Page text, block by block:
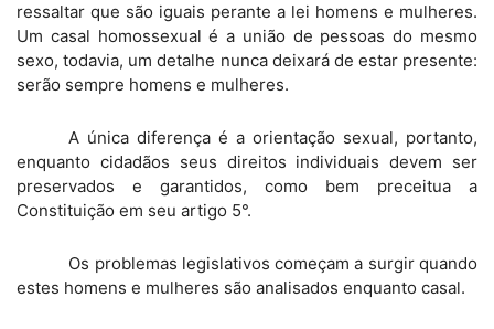
ressaltar que são iguais perante a lei homens e mulheres.
Um casal homossexual é a união de pessoas do mesmo
sexo, todavia, um detalhe nunca deixará de estar presente:
serão sempre homens e mulheres.
A única diferença é a orientação sexual, portanto,
enquanto cidadãos seus direitos individuais devem ser
preservados e garantidos, como bem preceitua a
Constituição em seu artigo 5°.
Os problemas legislativos começam a surgir quando
estes homens e mulheres são analisados enquanto casal.